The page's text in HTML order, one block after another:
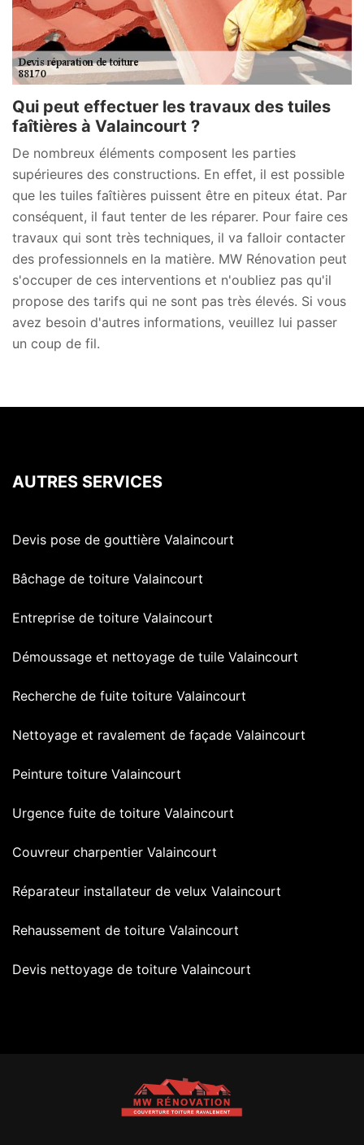
Qui peut effectuer les travaux des tuiles
faîtières à Valaincourt ?
De nombreux éléments composent les parties
supérieures des constructions. En effet, il est possible
que les tuiles faîtières puissent être en piteux état. Par
conséquent, il faut tenter de les réparer. Pour faire ces
travaux qui sont très techniques, il va falloir contacter
des professionnels en la matière. MW Rénovation peut
s'occuper de ces interventions et n'oubliez pas qu'il
propose des tarifs qui ne sont pas très élevés. Si vous
avez besoin d'autres informations, veuillez lui passer
un coup de fil.
AUTRES SERVICES
Devis pose de gouttière Valaincourt
Bâchage de toiture Valaincourt
Entreprise de toiture Valaincourt
Démoussage et nettoyage de tuile Valaincourt
Recherche de fuite toiture Valaincourt
Nettoyage et ravalement de façade Valaincourt
Peinture toiture Valaincourt
Urgence fuite de toiture Valaincourt
Couvreur charpentier Valaincourt
Réparateur installateur de velux Valaincourt
Rehaussement de toiture Valaincourt
Devis nettoyage de toiture Valaincourt